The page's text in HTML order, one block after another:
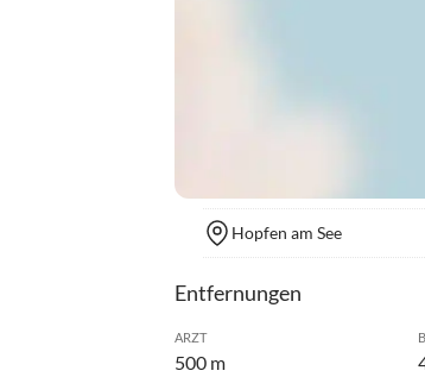
Hopfen am See
Entfernungen
ARZT
500 m